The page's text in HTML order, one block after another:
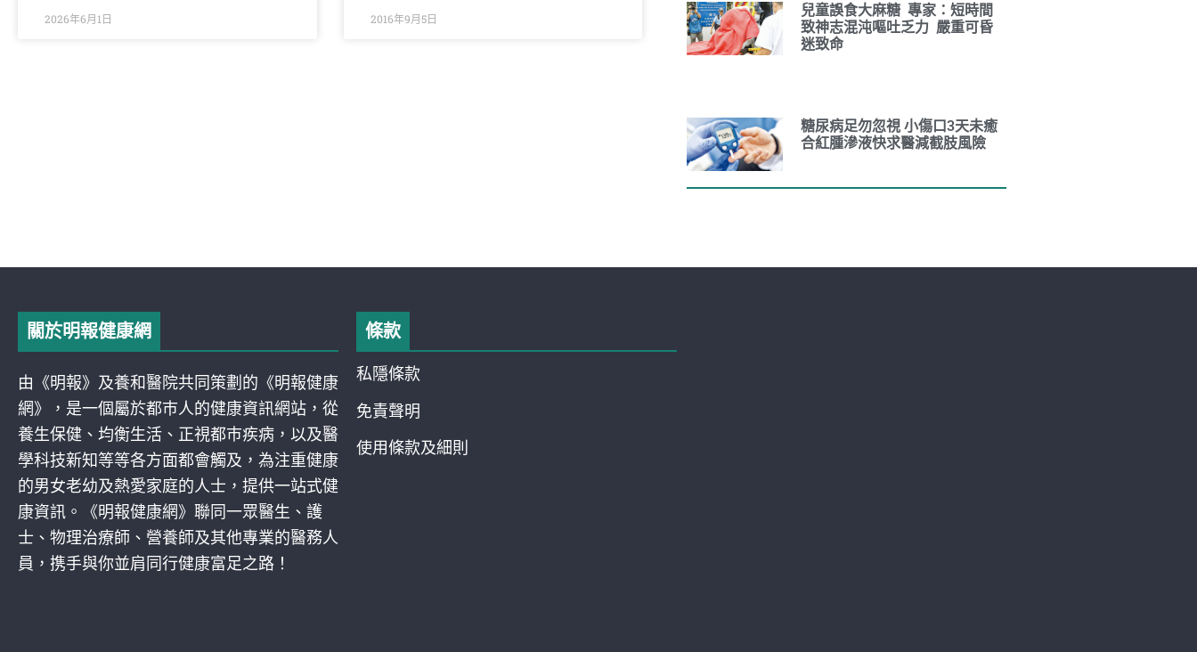
2026年6月1日 2016年9月5日
兒童誤食大麻糖 專家：短時間
致神志混沌嘔吐乏力 嚴重可昏
迷致命
糖尿病足勿忽視 小傷口3天未癒
合紅腫滲液快求醫減截肢風險
關於明報健康網
由《明報》及養和醫院共同策劃的《明報健康
網》，是一個屬於都巿人的健康資訊網站，從
養生保健、均衡生活、正視都巿疾病，以及醫
學科技新知等等各方面都會觸及，為注重健康
的男女老幼及熱愛家庭的人士，提供一站式健
康資訊。《明報健康網》聯同一眾醫生、護
士、物理治療師、營養師及其他專業的醫務人
員，携手與你並肩同行健康富足之路！
條款
私隱條款
免責聲明
使用條款及細則